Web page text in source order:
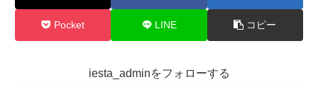
Pocket LINE コピー
iesta_adminをフォローする